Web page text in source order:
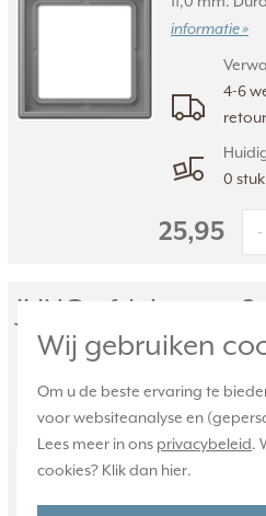
Wij gebruiken
Om u de beste ervaring te
voor websiteanalyse en
Lees meer in ons privacybeleid.
cookies? Klik dan hier.
informatie »
4-6
0
25,95 -
JUNG afdekraam
Couleurs gris 31
LC 982 203,
Couleurs® Le
Kleurcode:
11,0 mm.